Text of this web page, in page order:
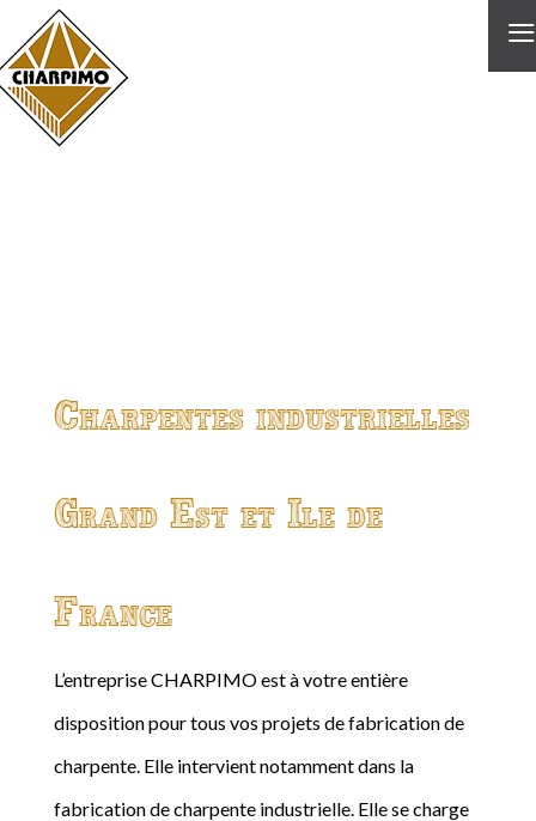
≡
Charpentes industrielles
Grand Est et Ile de
France
L’entreprise CHARPIMO est à votre entière
disposition pour tous vos projets de fabrication de
charpente. Elle intervient notamment dans la
fabrication de charpente industrielle. Elle se charge